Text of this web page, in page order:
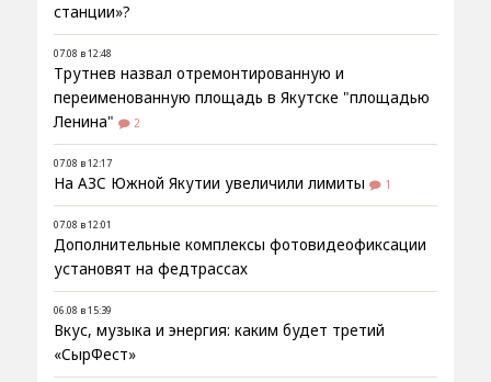
станции»?
07.08 в 12:48
Трутнев назвал отремонтированную и
переименованную площадь в Якутске "площадью
Ленина"
2
07.08 в 12:17
На АЗС Южной Якутии увеличили лимиты 1
07.08 в 12:01
Дополнительные комплексы фотовидеофиксации
установят на федтрассах
06.08 в 15:39
Вкус, музыка и энергия: каким будет третий
«СырФест»